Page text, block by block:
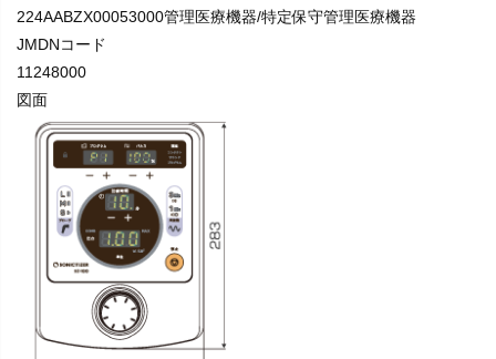
224AABZX00053000管理医療機器/特定保守管理医療機器
JMDNコード
11248000
図面